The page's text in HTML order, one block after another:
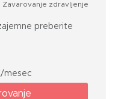
Zavarovanje zdravljenje
preberite
mesec